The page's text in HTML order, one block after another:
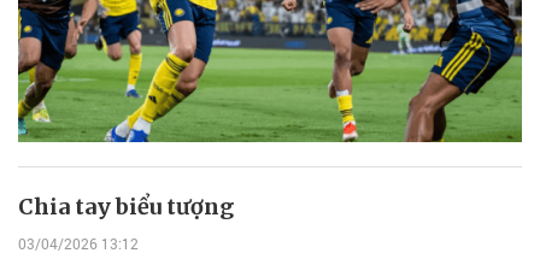
Chia tay biểu tượng
03/04/2026 13:12